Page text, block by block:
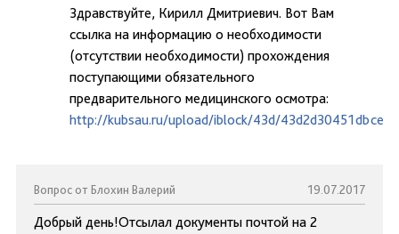
Здравствуйте, Кирилл Дмитриевич. Вот Вам
ссылка на информацию о необходимости
(отсутствии необходимости) прохождения
поступающими обязательного
предварительного медицинского осмотра:
http://kubsau.ru/upload/iblock/43d/
Вопрос от Блохин Валерий 19.07.2017
Добрый день!Отсылал документы почтой на 2